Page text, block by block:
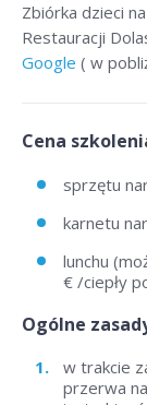
Zbiórka dzieci
Restauracji
Google ( w
Cena
sprzętu
karnetu
lunchu
€ /ciepły
Ogólne
w trakcie
przerwa